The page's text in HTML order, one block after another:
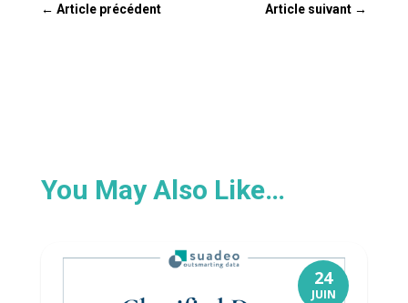
← Article précédent Article suivant →
You May Also Like…
24
JUIN